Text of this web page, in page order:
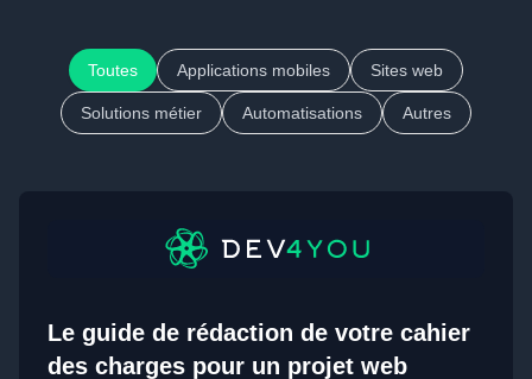
Toutes Applications mobiles Sites web
Solutions métier Automatisations Autres
Le guide de rédaction de votre cahier
des charges pour un projet web